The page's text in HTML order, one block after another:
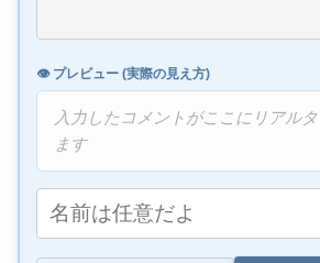
👁️ プレビュー (実際の見え方)
入力したコメントがここにリアル
ます